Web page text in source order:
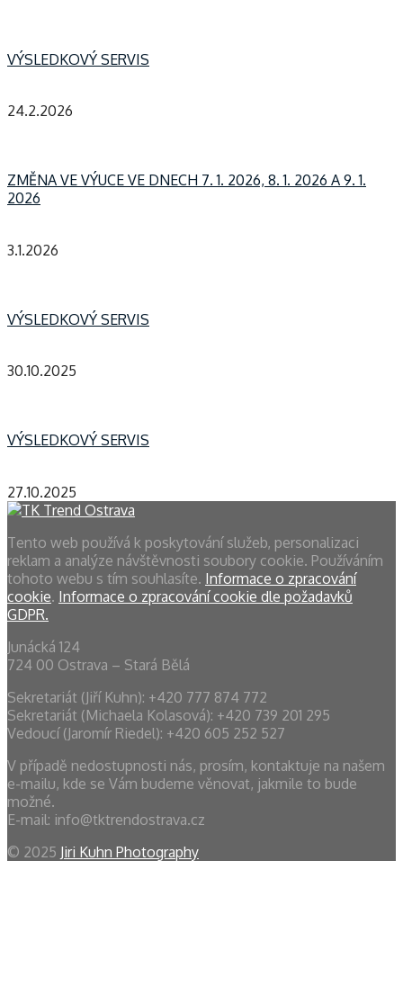
VÝSLEDKOVÝ SERVIS
24.2.2026
ZMĚNA VE VÝUCE VE DNECH 7. 1. 2026, 8. 1. 2026 A 9. 1.
2026
3.1.2026
VÝSLEDKOVÝ SERVIS
30.10.2025
VÝSLEDKOVÝ SERVIS
27.10.2025
Tento web používá k poskytování služeb, personalizaci
reklam a analýze návštěvnosti soubory cookie. Používáním
tohoto webu s tím souhlasíte. Informace o zpracování
cookie. Informace o zpracování cookie dle požadavků
GDPR.
Junácká 124
724 00 Ostrava – Stará Bělá
Sekretariát (Jiří Kuhn): +420 777 874 772
Sekretariát (Michaela Kolasová): ‭+420 739 201 295‬
Vedoucí (Jaromír Riedel): +420 605 252 527
V případě nedostupnosti nás, prosím, kontaktuje na našem
e-mailu, kde se Vám budeme věnovat, jakmile to bude
možné.
E-mail: info@tktrendostrava.cz
© 2025 Jiri Kuhn Photography